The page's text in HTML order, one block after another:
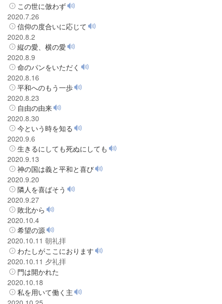
この世に倣わず
2020.7.26
信仰の度合いに応じて
2020.8.2
縦の愛、横の愛
2020.8.9
命のパンをいただく
2020.8.16
平和へのもう一歩
2020.8.23
自由の由来
2020.8.30
今という時を知る
2020.9.6
生きるにしても死ぬにしても
2020.9.13
神の国は義と平和と喜び
2020.9.20
隣人を喜ばそう
2020.9.27
敗北から
2020.10.4
希望の源
2020.10.11 朝礼拝
わたしがここにおります
2020.10.11 夕礼拝
門は開かれた
2020.10.18
私を用いて働く主